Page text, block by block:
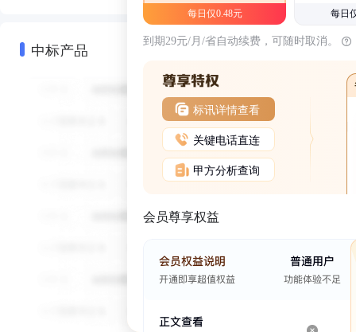
中标产品
每日仅0.48元 每日
到期29元/月/省自动续费，可随时取消。
标讯详情查看
关键电话直连
甲方分析查询
会员尊享权益